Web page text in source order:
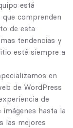
está
comprenden
de esta
tendencias y
esté siempre a
en
de WordPress
de
hasta la
las mejores